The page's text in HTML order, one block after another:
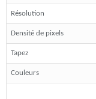
Résolution
Densité de pixels
Tapez
Couleurs